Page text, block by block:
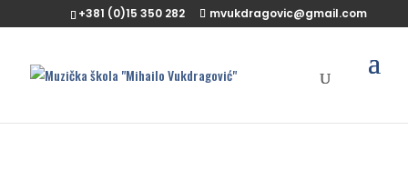
+381 (0)15 350 282 mvukdragovic@gmail.com